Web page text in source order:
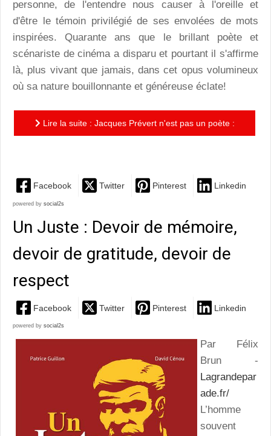
personne, de l'entendre nous causer à l'oreille et
d'être le témoin privilégié de ses envolées de mots
inspirées. Quarante ans que le brillant poète et
scénariste de cinéma a disparu et pourtant il s'affirme
là, plus vivant que jamais, dans cet opus volumineux
où sa nature bouillonnante et généreuse éclate!
Lire la suite : Jacques Prévert n'est pas un poète :
Facebook Twitter Pinterest Linkedin
powered by social2s
Un Juste : Devoir de mémoire,
devoir de gratitude, devoir de
respect
Facebook Twitter Pinterest Linkedin
powered by social2s
Par Félix
Brun -
Lagrandepar
ade.fr/
L’homme
souvent